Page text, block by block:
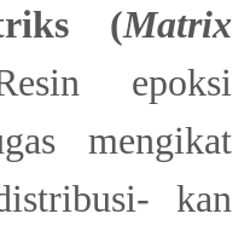
(Matrix
epoksi
mengikat
kan